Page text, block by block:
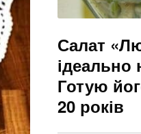
Салат
ідеально
Готую
20 років